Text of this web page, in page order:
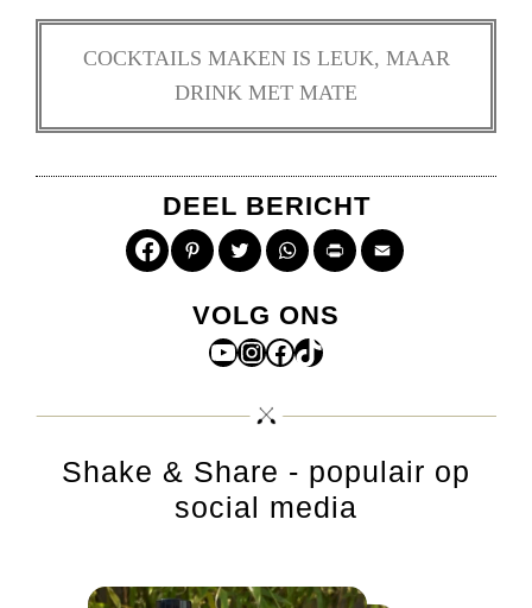
COCKTAILS MAKEN IS LEUK, MAAR
DRINK MET MATE
DEEL BERICHT
PinterestTwitterWhatsApp
Print
VOLG ONS
YouTube
Instagram
Facebook
TikTok
Shake & Share - populair op
social media